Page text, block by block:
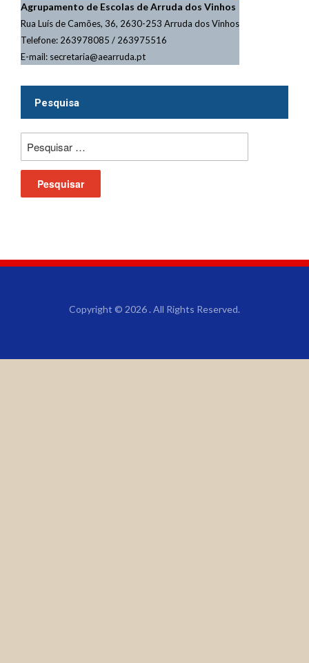
Agrupamento de Escolas de Arruda dos Vinhos
Rua Luís de Camões, 36, 2630-253 Arruda dos Vinhos
Telefone: 263978085 / 263975516
E-mail: secretaria@aearruda.pt
Pesquisa
Copyright © 2026 . All Rights Reserved.